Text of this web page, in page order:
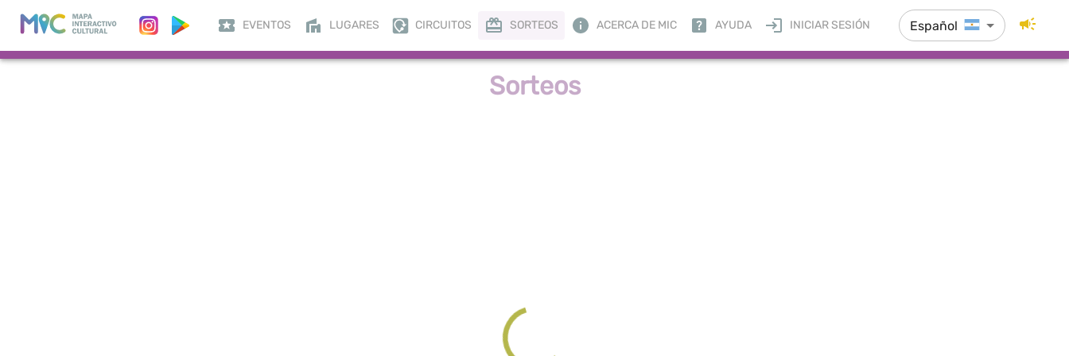
EVENTOS LUGARES CIRCUITOS SORTEOS ACERCA DE MIC AYUDA INICIAR SESIÓN Español
Sorteos